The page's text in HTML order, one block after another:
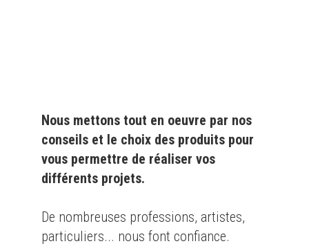
Nous mettons tout en oeuvre par nos
conseils et le choix des produits pour
vous permettre de réaliser vos
différents projets.
De nombreuses professions, artistes,
particuliers... nous font confiance.